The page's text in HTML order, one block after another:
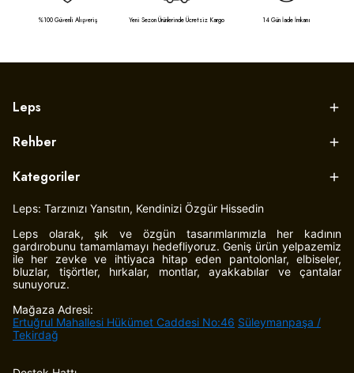
%100 Güvenli Alışveriş Yeni Sezon Ürünlerinde Ücretsiz Kargo 14 Gün İade İmkanı
Leps
Rehber
Kategoriler
Leps: Tarzınızı Yansıtın, Kendinizi Özgür Hissedin
Leps olarak, şık ve özgün tasarımlarımızla her kadının
gardırobunu tamamlamayı hedefliyoruz. Geniş ürün yelpazemiz
ile her zevke ve ihtiyaca hitap eden pantolonlar, elbiseler,
bluzlar, tişörtler, hırkalar, montlar, ayakkabılar ve çantalar
sunuyoruz.
Mağaza Adresi:
Ertuğrul Mahallesi Hükümet Caddesi No:46 Süleymanpaşa /
Tekirdağ